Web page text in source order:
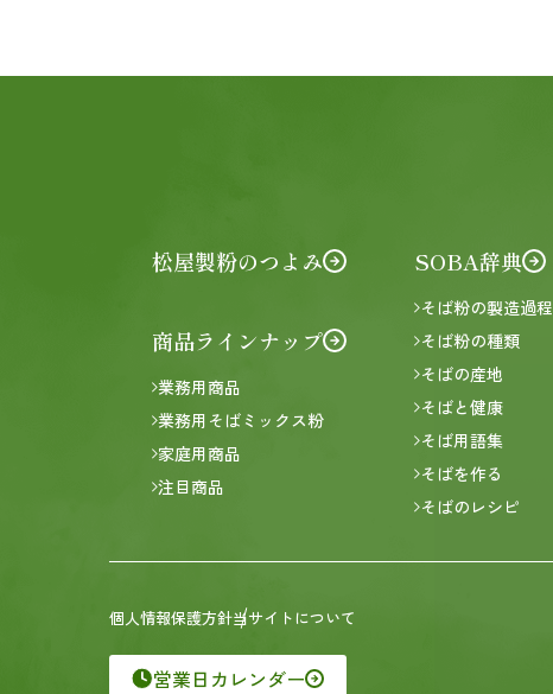
松屋製粉のつよみ
商品ラインナップ
業務用商品
業務用そばミックス粉
家庭用商品
注目商品
SOBA辞典
そば粉の製造過程
そば粉の種類
そばの産地
そばと健康
そば用語集
そばを作る
そばのレシピ
個人情報保護方針当サイトについて
営業日カレンダー